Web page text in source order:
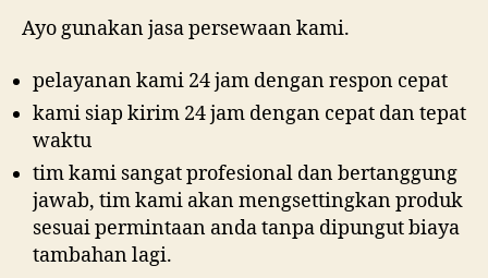
Ayo gunakan jasa persewaan kami.
pelayanan kami 24 jam dengan respon cepat
kami siap kirim 24 jam dengan cepat dan tepat
waktu
tim kami sangat profesional dan bertanggung
jawab, tim kami akan mengsettingkan produk
sesuai permintaan anda tanpa dipungut biaya
tambahan lagi.